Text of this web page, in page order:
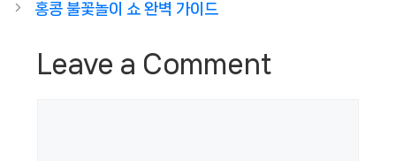
홍콩 불꽃놀이 쇼 완벽 가이드
Leave a Comment